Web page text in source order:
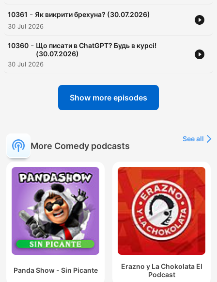
10361 - Як викрити брехуна? (30.07.2026)
30 Jul 2026
10360 - Що писати в ChatGPT? Будь в курсі!
(30.07.2026)
30 Jul 2026
Show more episodes
More Comedy podcasts
See all
Panda Show - Sin Picante
Erazno y La Chokolata El
Podcast